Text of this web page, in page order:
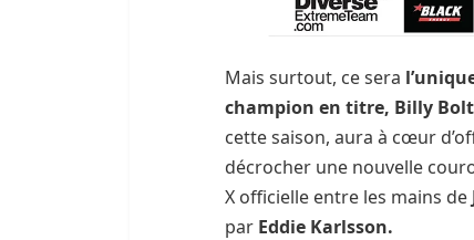
Mais surtout, ce sera
champion en titre, Billy Bolt
cette saison, aura à cœur
décrocher une nouvelle
X officielle entre les mains de
par Eddie Karlsson.